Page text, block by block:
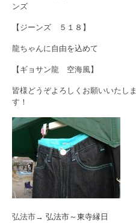
ンズ
【ジーンズ ５１８】
龍ちゃんに自由を込めて
【ギョサン龍 空海風】
皆様どうぞよろしくお願いいたしま
す！
弘法市→ 弘法市～東寺縁日